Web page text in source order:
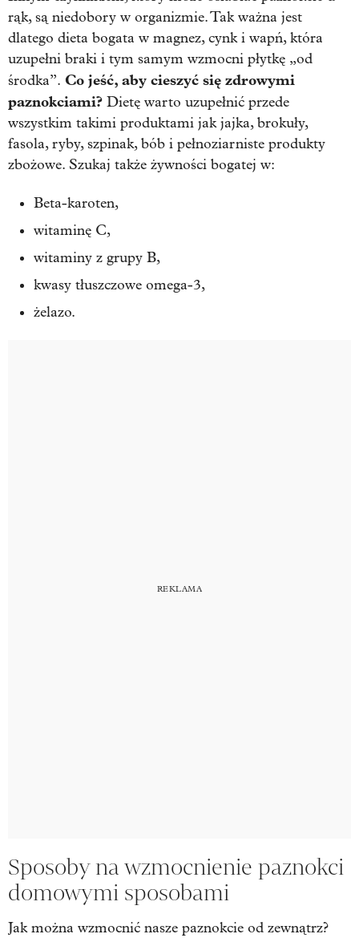
rąk, są niedobory w organizmie. Tak ważna jest
dlatego dieta bogata w magnez, cynk i wapń, która
uzupełni braki i tym samym wzmocni płytkę „od
środka”. Co jeść, aby cieszyć się zdrowymi
paznokciami? Dietę warto uzupełnić przede
wszystkim takimi produktami jak jajka, brokuły,
fasola, ryby, szpinak, bób i pełnoziarniste produkty
zbożowe. Szukaj także żywności bogatej w:
Beta-karoten,
witaminę C,
witaminy z grupy B,
kwasy tłuszczowe omega-3,
żelazo.
Sposoby na wzmocnienie paznokci
domowymi sposobami
Jak można wzmocnić nasze paznokcie od zewnątrz?